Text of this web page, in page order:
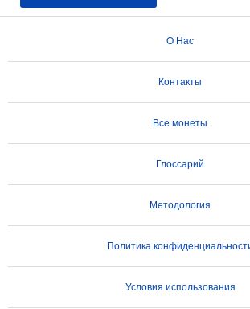
О Нас
Контакты
Все монеты
Глоссарий
Методология
Политика
Условия использования